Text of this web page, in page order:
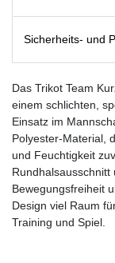
Sicherheits- und
Das Trikot Team
einem schlichten,
Einsatz im
Polyester-Material,
und Feuchtigkeit
Bewegungsfreiheit
Design viel Raum
Training und Spiel.